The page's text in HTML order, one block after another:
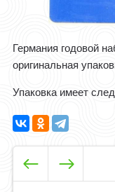
Германия годовой
оригинальная
Упаковка имеет